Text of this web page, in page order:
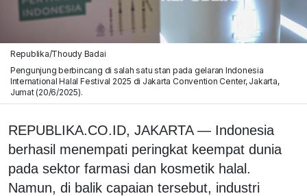
Republika/Thoudy Badai
Pengunjung berbincang di salah satu stan pada gelaran Indonesia
International Halal Festival 2025 di Jakarta Convention Center, Jakarta,
Jumat (20/6/2025).
REPUBLIKA.CO.ID, JAKARTA — Indonesia
berhasil menempati peringkat keempat dunia
pada sektor farmasi dan kosmetik halal.
Namun, di balik capaian tersebut, industri